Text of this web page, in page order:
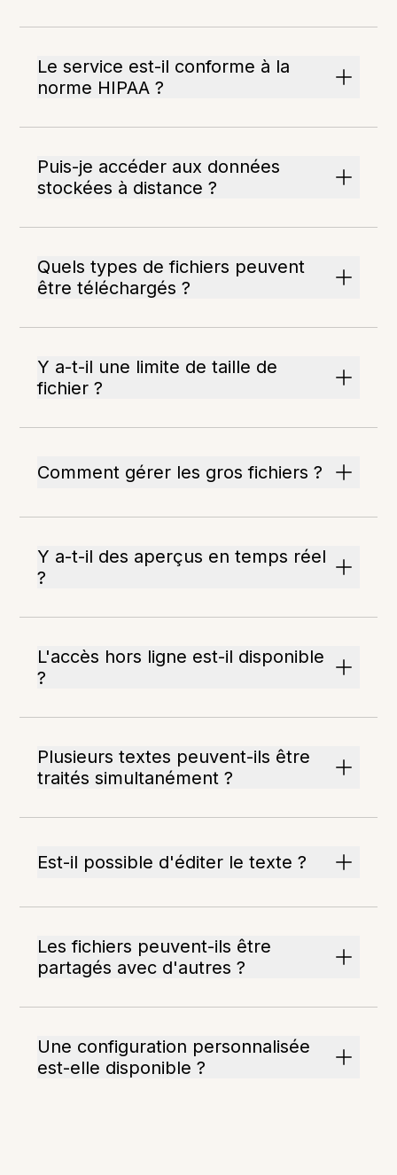
Le service est-il conforme à la
norme HIPAA ?
Puis-je accéder aux données
stockées à distance ?
Quels types de fichiers peuvent
être téléchargés ?
Y a-t-il une limite de taille de
fichier ?
Comment gérer les gros fichiers ?
Y a-t-il des aperçus en temps réel
?
L'accès hors ligne est-il disponible
?
Plusieurs textes peuvent-ils être
traités simultanément ?
Est-il possible d'éditer le texte ?
Les fichiers peuvent-ils être
partagés avec d'autres ?
Une configuration personnalisée
est-elle disponible ?